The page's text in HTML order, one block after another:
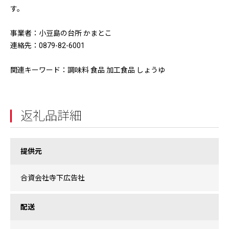
す。
事業者：小豆島の台所 かまとこ
連絡先：0879-82-6001
関連キーワード：調味料 食品 加工食品 しょうゆ
返礼品詳細
提供元
合資会社寺下広告社
配送